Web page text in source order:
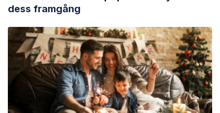
dess framgång